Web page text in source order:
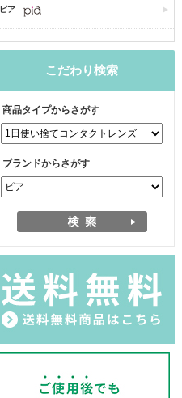
ピア
こだわり検索
商品タイプからさがす
ブランドからさがす